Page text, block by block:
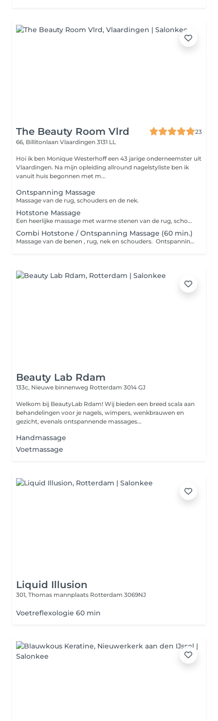
The Beauty Room Vlrd
23
66, Billitonlaan Vlaardingen 3131 LL
Hoi ik ben Monique Westerhoff een 43 jarige onderneemster uit
Vlaardingen. Na mijn opleiding allround nagelstyliste ben ik
vanuit huis begonnen met m...
Ontspanning Massage
Massage van de rug, schouders en de nek.
Hotstone Massage
Een heerlijke massage met warme stenen van de rug, schouders en de nek
Combi Hotstone / Ontspanning Massage (60 min.)
Massage van de benen , rug, nek en schouders. Ontspannings massage combinatie met hotstone.
Beauty Lab Rdam
133c, Nieuwe binnenweg Rotterdam 3014 GJ
Welkom bij BeautyLab Rdam! Wij bieden een breed scala aan
behandelingen voor je nagels, wimpers, wenkbrauwen en
gezicht, evenals ontspannende massages...
Handmassage
Voetmassage
Liquid Illusion
301, Thomas mannplaats Rotterdam 3069NJ
Voetreflexologie 60 min